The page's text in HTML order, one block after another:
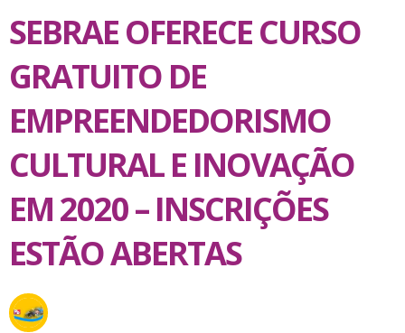
SEBRAE OFERECE CURSO
GRATUITO DE
EMPREENDEDORISMO
CULTURAL E INOVAÇÃO
EM 2020 – INSCRIÇÕES
ESTÃO ABERTAS